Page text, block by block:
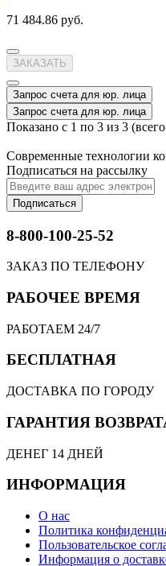
71 484.86 руб.
ЗАКАЗАТЬ
Запрос счета для юр. лица
Запрос счета для юр. лица
Показано с 1 по 3 из 3
Современные технологии
Подписаться на рассылку
Подписаться
8-800-100-25-52
ЗАКАЗ ПО ТЕЛЕФОНУ
РАБОЧЕЕ ВРЕМЯ
РАБОТАЕМ 24/7
БЕСПЛАТНАЯ
ДОСТАВКА ПО ГОРОДУ
ГАРАНТИЯ
ДЕНЕГ 14 ДНЕЙ
ИНФОРМАЦИЯ
О нас
Политика
Пользовательское
Информация о